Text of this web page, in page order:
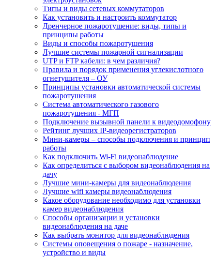
Типы и виды сетевых коммутаторов
Как установить и настроить коммутатор
Дренчерное пожаротушение: виды, типы и
принципы работы
Виды и способы пожаротушения
Лучшие системы пожарной сигнализации
UTP и FTP кабели: в чем различия?
Правила и порядок применения углекислотного
огнетушителя – ОУ
Принципы установки автоматической системы
пожаротушения
Система автоматического газового
пожаротушения - МГП
Подключение вызывной панели к видеодомофону
Рейтинг лучших IP-видеорегистраторов
Мини-камеры – способы подключения и принцип
работы
Как подключить Wi-Fi видеонаблюдение
Как определиться с выбором видеонаблюдения на
дачу
Лучшие мини-камеры для видеонаблюдения
Лучшие wifi камеры видеонаблюдения
Какое оборудование необходимо для установки
камер видеонаблюдения
Способы организации и установки
видеонаблюдения на даче
Как выбрать монитор для видеонаблюдения
Системы оповещения о пожаре - назначение,
устройство и виды